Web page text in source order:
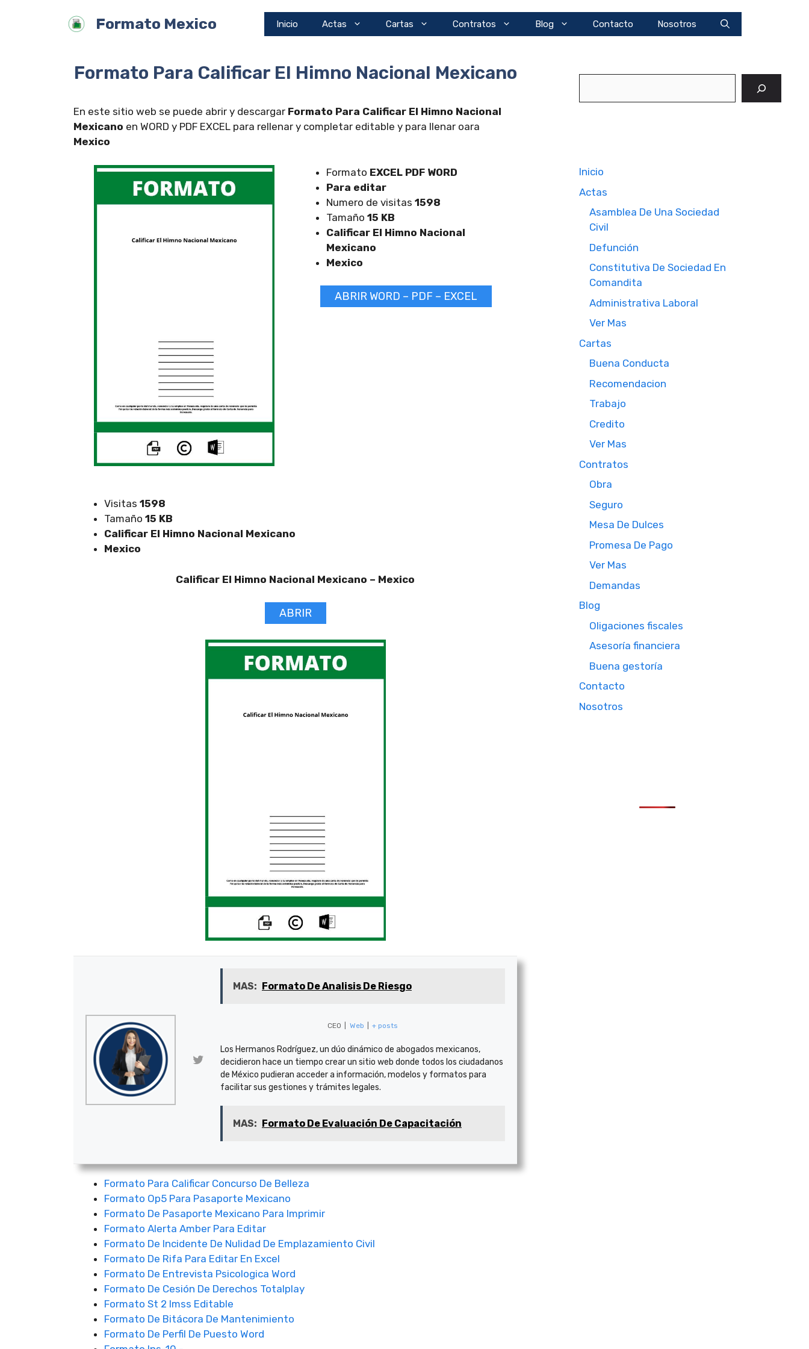
Formato Mexico Inicio Actas Cartas Contratos Blog Contacto Nosotros
Formato Para Calificar El Himno Nacional Mexicano
En este sitio web se puede abrir y descargar Formato Para Calificar El Himno Nacional
Mexicano en WORD y PDF EXCEL para rellenar y completar editable y para llenar oara
Mexico
Formato EXCEL PDF WORD
Para editar
Numero de visitas 1598
Tamaño 15 KB
Calificar El Himno Nacional
Mexicano
Mexico
ABRIR WORD – PDF – EXCEL
Visitas 1598
Tamaño 15 KB
Calificar El Himno Nacional Mexicano
Mexico
Calificar El Himno Nacional Mexicano – Mexico
ABRIR
MAS: Formato De Analisis De Riesgo
CEO Web + posts
Los Hermanos Rodríguez, un dúo dinámico de abogados mexicanos,
decidieron hace un tiempo crear un sitio web donde todos los ciudadanos
de México pudieran acceder a información, modelos y formatos para
facilitar sus gestiones y trámites legales.
MAS: Formato De Evaluación De Capacitación
Formato Para Calificar Concurso De Belleza
Formato Op5 Para Pasaporte Mexicano
Formato De Pasaporte Mexicano Para Imprimir
Formato Alerta Amber Para Editar
Formato De Incidente De Nulidad De Emplazamiento Civil
Formato De Rifa Para Editar En Excel
Formato De Entrevista Psicologica Word
Formato De Cesión De Derechos Totalplay
Formato St 2 Imss Editable
Formato De Bitácora De Mantenimiento
Formato De Perfil De Puesto Word
Inicio
Actas
Asamblea De Una Sociedad
Civil
Defunción
Constitutiva De Sociedad En
Comandita
Administrativa Laboral
Ver Mas
Cartas
Buena Conducta
Recomendacion
Trabajo
Credito
Ver Mas
Contratos
Obra
Seguro
Mesa De Dulces
Promesa De Pago
Ver Mas
Demandas
Blog
Oligaciones fiscales
Asesoría financiera
Buena gestoría
Contacto
Nosotros